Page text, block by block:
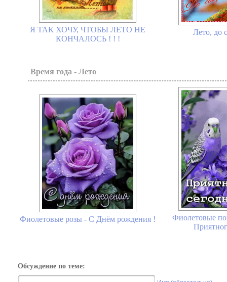
Я ТАК ХОЧУ, ЧТОБЫ ЛЕТО НЕ
КОНЧАЛОСЬ ! ! !
Лето, до
Время года - Лето
Фиолетовые розы - С Днём рождения !
Фиолетовые
Обсуждение по теме: